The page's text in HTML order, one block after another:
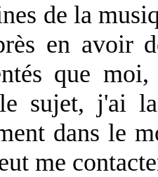
de la
en avoir
que
sujet, j'ai
dans le
me